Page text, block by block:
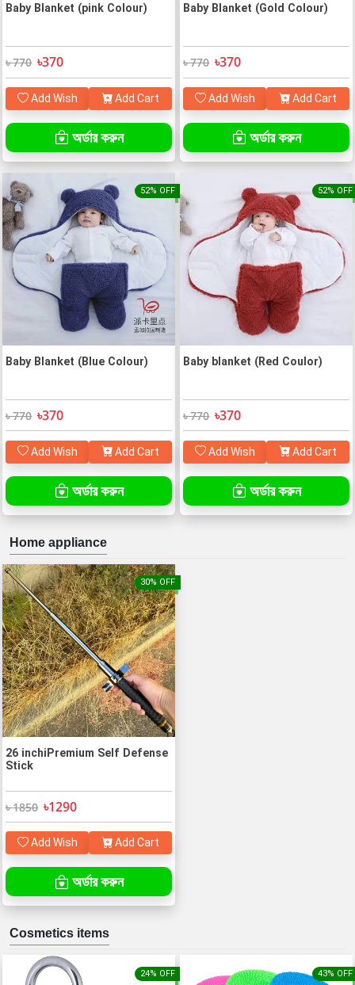
Baby Blanket (pink Colour)
৳ 770 ৳370
Add Wish Add Cart
অর্ডার করুন
Baby Blanket (Gold Colour)
৳ 770 ৳370
Add Wish Add Cart
অর্ডার করুন
52% OFF
Baby Blanket (Blue Colour)
৳ 770 ৳370
Add Wish Add Cart
অর্ডার করুন
52% OFF
Baby blanket (Red Coulor)
৳ 770 ৳370
Add Wish Add Cart
অর্ডার করুন
Home appliance
30% OFF
26 inchiPremium Self Defense
Stick
৳ 1850 ৳1290
Add Wish Add Cart
অর্ডার করুন
Cosmetics items
24% OFF 43% OFF